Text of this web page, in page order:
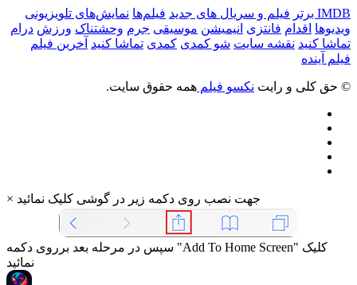
IMDB برتر فیلم و سریال های جدید فیلم‌ها نمایش‌های تلویزیونی
ویدیوها اقدام فانتزی انیمیشن موسیقی جرم وحشتناک ورزش درام
تماشا کنید نقشه سایت شو کمدی کمدی تماشا کنید آخرین فیلم
فیلم آینده
© حق کلی و رایت نکسو فیلم همه حقوق سایت.
× جهت نصب روی دکمه زیر در گوشی کلیک نمائید
سپس در مرحله بعد برروی دکمه "Add To Home Screen" کلیک
نمائید